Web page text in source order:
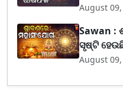
August
Sawan :
ସୃଷ୍ଟି
August